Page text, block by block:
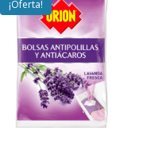
¡Oferta!